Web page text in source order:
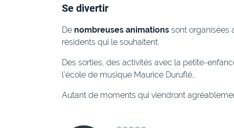
Se divertir
De nombreuses animations sont organisées
résidents qui le souhaitent.
Des sorties, des activités avec la petite-
l’école de musique Maurice Duruflé…
Autant de moments qui viendront